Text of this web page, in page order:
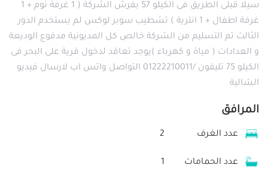
سيلا قبلى الطريق فى الكيلو 57 بفرش الشركة ( 1 غرفة نوم + 1
غرفة اطفال + 1 انترية ) تشطيب سوبر لوكس لم يستخدم الدور
الثالث تم التسليم من الشركة خالص كل المديونية مدفوع الوديعة
و العدادات ( مياة و كهرباء )يوجد تعاقد لدخول قرية على البحر فى
الكيلو 75 تليفون /01222210011 التواصل واتس اب لارسال فيديو
الشالية
المرافق
عدد الغرف 2
عدد الحمامات 1